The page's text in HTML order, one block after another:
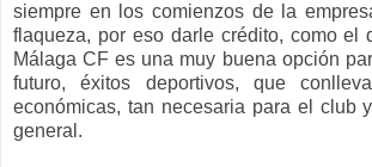
siempre en los comienzos de la
flaqueza, por eso darle crédito, como el
Málaga CF es una muy buena opción
futuro, éxitos deportivos, que
económicas, tan necesaria para el club
general.